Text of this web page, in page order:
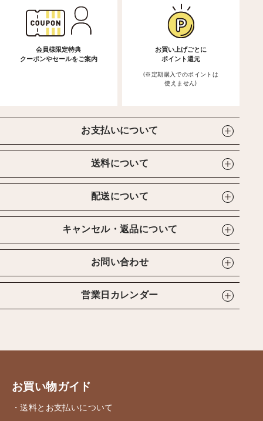
会員様限定特典
クーポンやセールをご案内
お買い上げごとに
ポイント還元
(※定期購入でのポイントは
使えません)
お支払いについて
送料について
配送について
キャンセル・返品について
お問い合わせ
営業日カレンダー
お買い物ガイド
・送料とお支払いについて